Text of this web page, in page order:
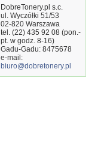
DobreTonery.pl s.c.
ul. Wyczółki 51/53
02-820 Warszawa
tel. (22) 435 92 08 (pon.-
pt. w godz. 8-16)
Gadu-Gadu: 8475678
e-mail:
biuro@dobretonery.pl